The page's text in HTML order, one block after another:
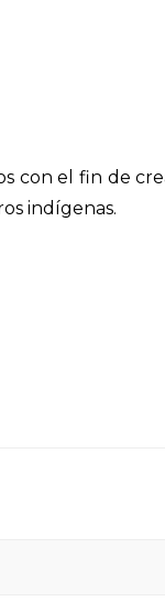
con el fin de
indígenas.